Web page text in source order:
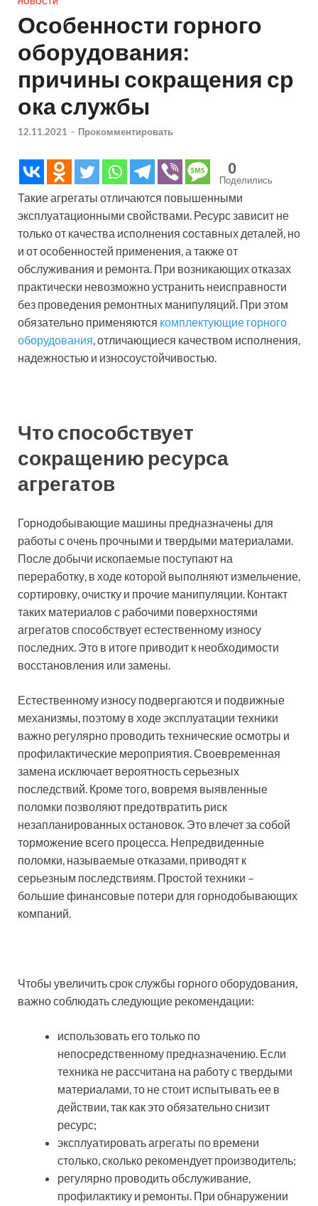
Особенности горного
оборудования:
причины сокращения ср
ока службы
12.11.2021 - Прокомментировать
0
Поделились
Такие агрегаты отличаются повышенными
эксплуатационными свойствами. Ресурс зависит не
только от качества исполнения составных деталей, но
и от особенностей применения, а также от
обслуживания и ремонта. При возникающих отказах
практически невозможно устранить неисправности
без проведения ремонтных манипуляций. При этом
обязательно применяются комплектующие горного
оборудования, отличающиеся качеством исполнения,
надежностью и износоустойчивостью.
Что способствует
сокращению ресурса
агрегатов
Горнодобывающие машины предназначены для
работы с очень прочными и твердыми материалами.
После добычи ископаемые поступают на
переработку, в ходе которой выполняют измельчение,
сортировку, очистку и прочие манипуляции. Контакт
таких материалов с рабочими поверхностями
агрегатов способствует естественному износу
последних. Это в итоге приводит к необходимости
восстановления или замены.
Естественному износу подвергаются и подвижные
механизмы, поэтому в ходе эксплуатации техники
важно регулярно проводить технические осмотры и
профилактические мероприятия. Своевременная
замена исключает вероятность серьезных
последствий. Кроме того, вовремя выявленные
поломки позволяют предотвратить риск
незапланированных остановок. Это влечет за собой
торможение всего процесса. Непредвиденные
поломки, называемые отказами, приводят к
серьезным последствиям. Простой техники –
большие финансовые потери для горнодобывающих
компаний.
Чтобы увеличить срок службы горного оборудования,
важно соблюдать следующие рекомендации:
использовать его только по
непосредственному предназначению. Если
техника не рассчитана на работу с твердыми
материалами, то не стоит испытывать ее в
действии, так как это обязательно снизит
ресурс;
эксплуатировать агрегаты по времени
столько, сколько рекомендует производитель;
регулярно проводить обслуживание,
профилактику и ремонты. При обнаружении